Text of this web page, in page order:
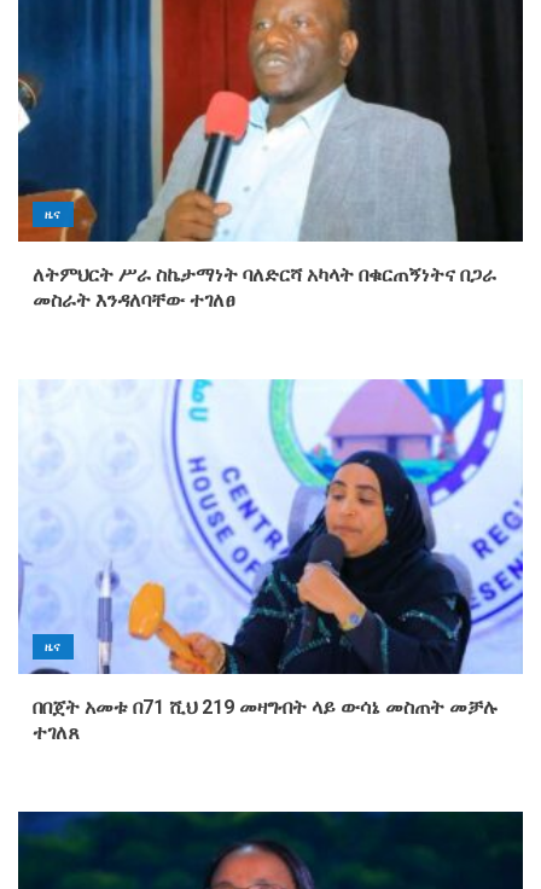
ዜና
ለትምህርት ሥራ ስኬታማነት ባለድርሻ አካላት በቁርጠኝነትና በጋራ
መስራት እንዳለባቸው ተገለፀ
ዜና
በበጀት አመቱ በ71 ሺህ 219 መዛግብት ላይ ውሳኔ መስጠት መቻሉ
ተገለጸ